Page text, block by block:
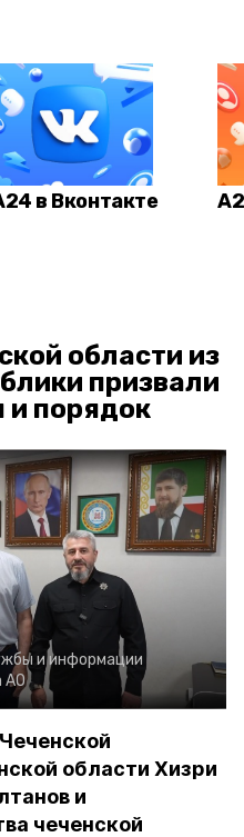
в Вконтакте
области из
призвали
и порядок
и информации
АО
области Хизри
и
чеченской